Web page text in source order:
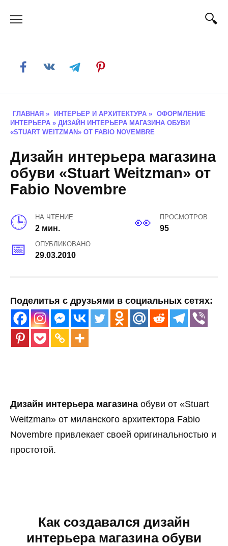
ГЛАВНАЯ » ИНТЕРЬЕР И АРХИТЕКТУРА »
ОФОРМЛЕНИЕ
ИНТЕРЬЕРА » ДИЗАЙН ИНТЕРЬЕРА МАГАЗИНА ОБУВИ
«STUART WEITZMAN» ОТ FABIO NOVEMBRE
Дизайн интерьера магазина
обуви «Stuart Weitzman» от
Fabio Novembre
НА ЧТЕНИЕ
2 мин.
ПРОСМОТРОВ
95
ОПУБЛИКОВАНО
29.03.2010
Поделитья с друзьями в социальных сетях:
Дизайн интерьера магазина обуви от «Stuart
Weitzman» от миланского архитектора Fabio
Novembre привлекает своей оригинальностью и
простотой.
Как создавался дизайн
интерьера магазина обуви